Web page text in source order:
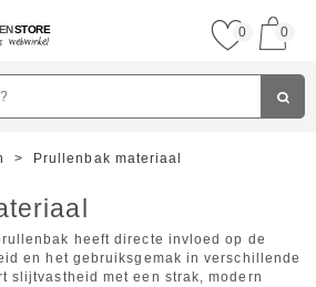
STORE 0 0
> Prullenbak materiaal
heeft directe invloed op de
en het gebruiksgemak in verschillende
slijtvastheid met een strak, modern